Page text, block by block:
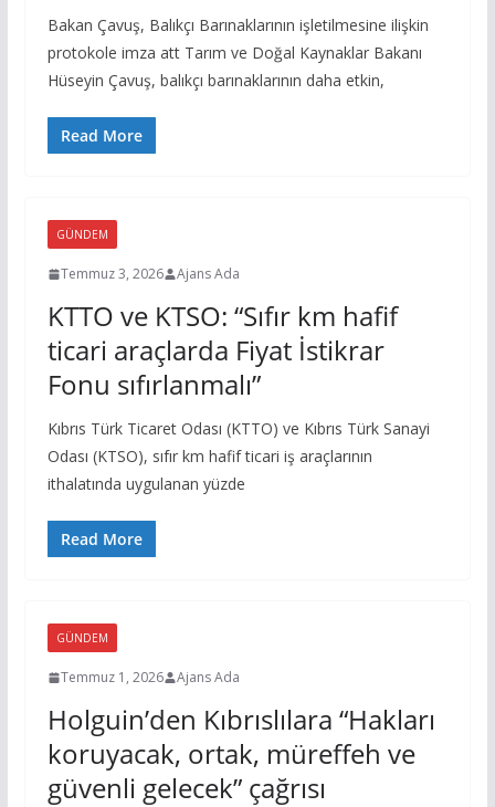
Bakan Çavuş, Balıkçı Barınaklarının işletilmesine ilişkin
protokole imza att Tarım ve Doğal Kaynaklar Bakanı
Hüseyin Çavuş, balıkçı barınaklarının daha etkin,
Read More
GÜNDEM
Temmuz 3, 2026 Ajans Ada
KTTO ve KTSO: “Sıfır km hafif
ticari araçlarda Fiyat İstikrar
Fonu sıfırlanmalı”
Kıbrıs Türk Ticaret Odası (KTTO) ve Kıbrıs Türk Sanayi
Odası (KTSO), sıfır km hafif ticari iş araçlarının
ithalatında uygulanan yüzde
Read More
GÜNDEM
Temmuz 1, 2026 Ajans Ada
Holguin’den Kıbrıslılara “Hakları
koruyacak, ortak, müreffeh ve
güvenli gelecek” çağrısı